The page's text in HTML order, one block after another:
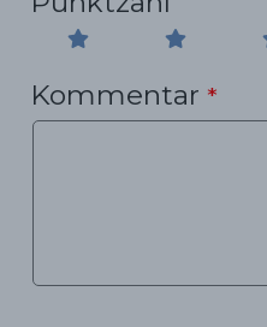
Kommentar *